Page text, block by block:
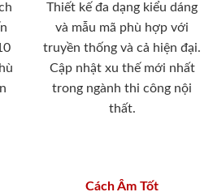
Thiết kế đa dạng kiểu dáng
và mẫu mã phù hợp với
truyền thống và cả hiện đại.
Cập nhật xu thế mới nhất
trong ngành thi công nội
thất.
Cách Âm Tốt